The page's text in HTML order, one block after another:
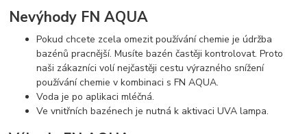
Nevýhody FN AQUA
Pokud chcete zcela omezit používání chemie je údržba
bazénů pracnější. Musíte bazén častěji kontrolovat. Proto
naši zákazníci volí nejčastěji cestu výrazného snížení
používání chemie v kombinaci s FN AQUA.
Voda je po aplikaci mléčná.
Ve vnitřních bazénech je nutná k aktivaci UVA lampa.